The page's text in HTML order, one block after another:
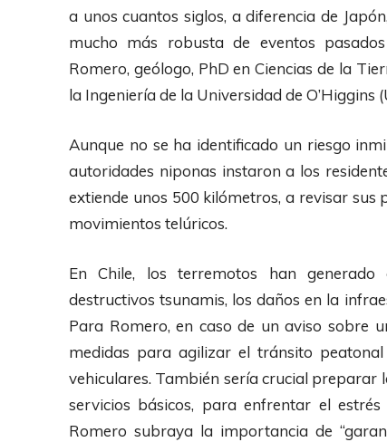
a unos cuantos siglos, a diferencia de
mucho más robusta de eventos
Romero, geólogo, PhD en Ciencias de la
la Ingeniería de la Universidad de O’Higgins
Aunque no se ha identificado un riesgo
autoridades niponas instaron a los
extiende unos 500 kilómetros, a revisar
movimientos telúricos.
En Chile, los terremotos han
destructivos tsunamis, los daños en la
Para Romero, en caso de un aviso sobre
medidas para agilizar el tránsito
vehiculares. También sería crucial
servicios básicos, para enfrentar el
Romero subraya la importancia de